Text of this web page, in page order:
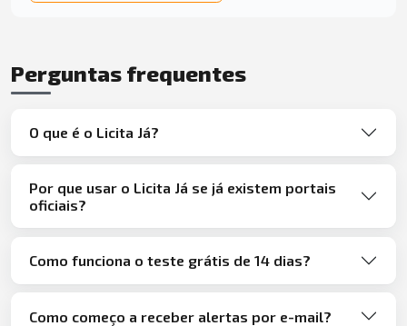
Perguntas frequentes
O que é o Licita Já?
Por que usar o Licita Já se já existem portais
oficiais?
Como funciona o teste grátis de 14 dias?
Como começo a receber alertas por e-mail?